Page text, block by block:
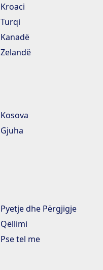
Kroaci
Turqi
Kanadë
Zelandë
Kosova
Gjuha
Pyetje dhe Përgjigje
Qëllimi
Pse tel me